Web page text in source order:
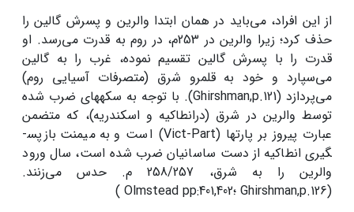
از این افراد، می‌باید در همان ابتدا والرین و پسرش گالین را
حذف کرد؛ زیرا والرین در 253م، در روم به قدرت می‌رسد. او
قدرت را با پسرش گالین تقسیم نموده، غرب را به گالین
می‌سپارد و خود به قلمرو شرق (متصرفات آسیایی روم)
می‌پردازد (Ghirshman,p.121). با توجه به سکه­های ضرب شده
توسط والرین در شرق (درانطاکیه و اسکندریه)، که متضمن
عبارت پیروز بر پارت­ها (Vict-Part) است و به میمنت بازپس­
گیری انطاکیه از دست ساسانیان ضرب شده است، سال ورود
والرین را به شرق، 258/257 م. حدس می‌زنند.
(Ghirshman,p.126 ؛Olmstead pp:401,402 )